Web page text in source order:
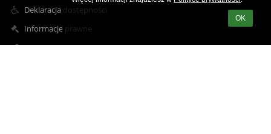
OK
Deklaracja dostępności
Informacje prawne
Polityka prywatności